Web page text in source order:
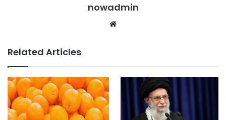
nowadmin
Website
Related Articles